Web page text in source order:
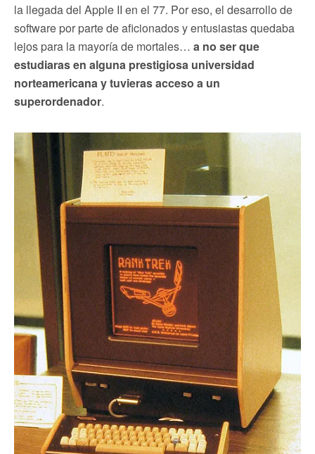
la llegada del Apple II en el 77. Por eso, el desarrollo de
software por parte de aficionados y entusiastas quedaba
lejos para la mayoría de mortales… a no ser que
estudiaras en alguna prestigiosa universidad
norteamericana y tuvieras acceso a un
superordenador.